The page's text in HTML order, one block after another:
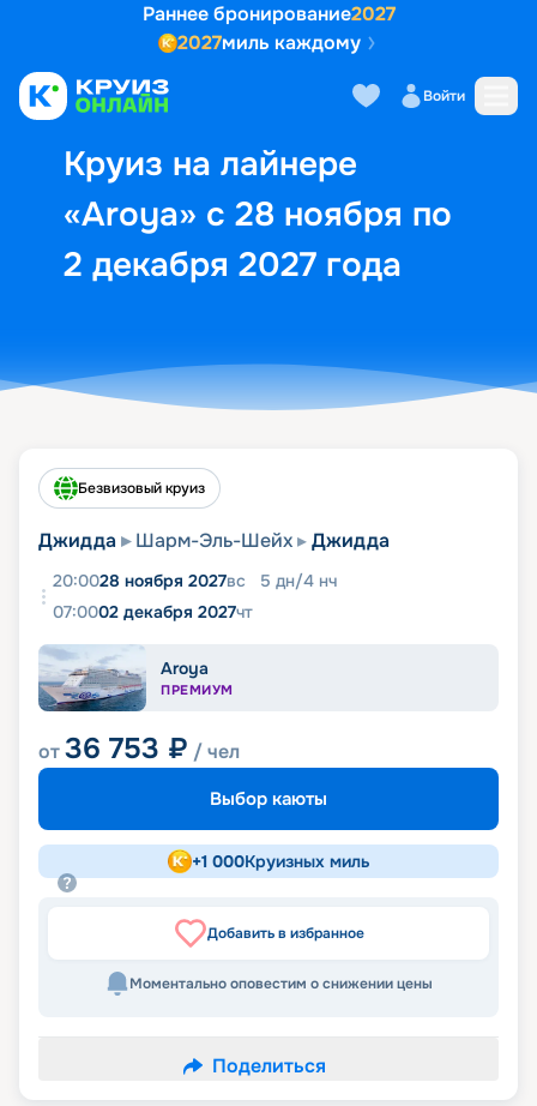
Раннее бронирование2027
2027миль каждому
Войти
Круиз на лайнере
«Aroya» с 28 ноября по
2 декабря 2027 года
Выбор кают Маршрут и
Безвизовый круиз
Джидда Шарм-Эль-Шейх Джидда
20:0028 ноября 2027вс 5 дн/4 нч
07:0002 декабря 2027чт
Aroya
ПРЕМИУМ
от36 753 ₽ / чел
Выбор каюты
+1 000Круизных миль
Добавить в избранное
Моментально оповестим о снижении цены
Поделиться